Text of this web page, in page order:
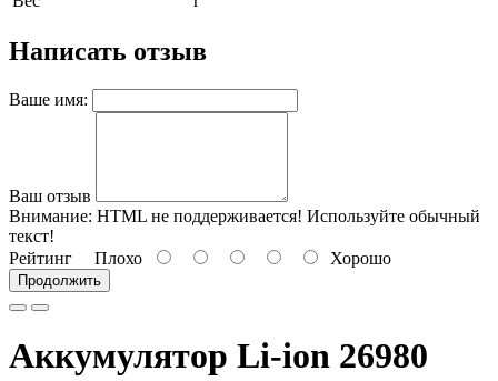
Написать отзыв
Ваше имя:
Ваш отзыв
Внимание: HTML не поддерживается! Используйте обычный
текст!
Рейтинг Плохо Хорошо
Продолжить
Аккумулятор Li-ion 26980